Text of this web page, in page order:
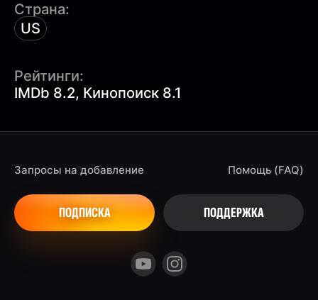
Страна:
US
Рейтинги:
IMDb 8.2, Кинопоиск 8.1
Запросы на добавление
ПОДПИСКА
Помощь (FAQ)
ПОДДЕРЖКА